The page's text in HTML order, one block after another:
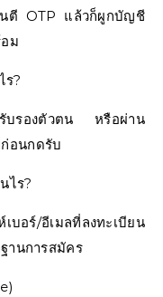
ตี OTP แล้วก็ผูกบัญชี
ม
ร?
รับรองตัวตน หรือผ่าน
อนกดรับ
ไร?
อร์/อีเมลที่ลงทะเบียน
านการสมัคร